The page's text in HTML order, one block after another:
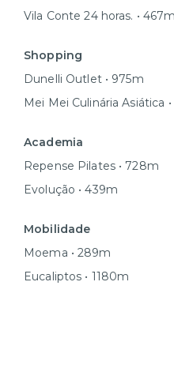
Vila Conte 24 horas. • 467m
Shopping
Dunelli Outlet • 975m
Mei Mei Culinária Asiática •
Academia
Repense Pilates • 728m
Evolução • 439m
Mobilidade
Moema • 289m
Eucaliptos • 1180m